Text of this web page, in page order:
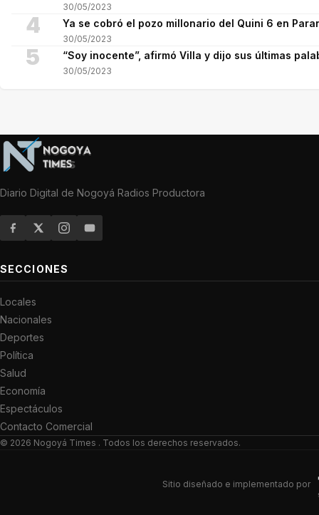
30/05/2023
4 Ya se cobró el pozo millonario del Quini 6 en
30/05/2023
5 “Soy inocente”, afirmó Villa y dijo sus últimas
30/05/2023
Diario Digital de Nogoyá Radios Productora
SECCIONES
Locales
Nacionales
Deportes
Política
Salud
Economía
Espectáculos
Contacto Comercial
© 2026 Nogoyá Times . Todos los derechos reservados.
Sitio diseñado e implementado por